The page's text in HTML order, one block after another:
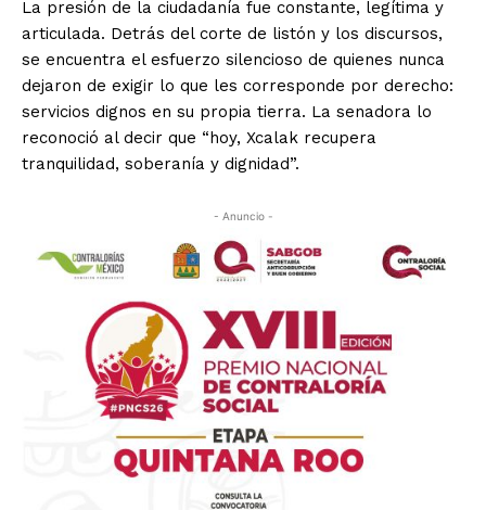
La presión de la ciudadanía fue constante, legítima y
articulada. Detrás del corte de listón y los discursos,
se encuentra el esfuerzo silencioso de quienes nunca
dejaron de exigir lo que les corresponde por derecho:
servicios dignos en su propia tierra. La senadora lo
reconoció al decir que “hoy, Xcalak recupera
tranquilidad, soberanía y dignidad”.
- Anuncio -